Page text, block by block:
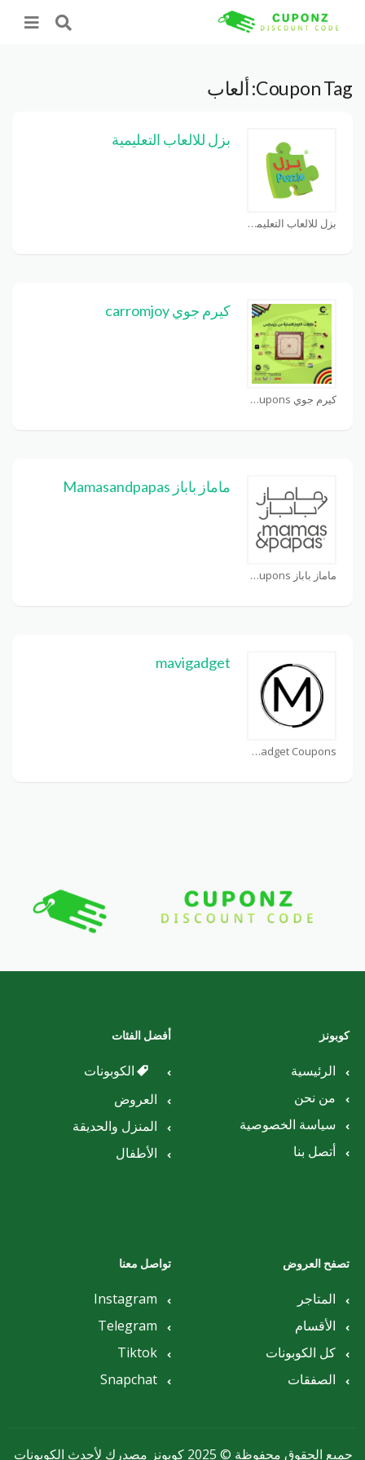
Coupon Tag: ألعاب
بزل للالعاب التعليمية Coupons
بزل للالعاب التعليمية
كيرم جوي carromjoy Coupons
كيرم جوي carromjoy
ماماز باباز Mamasandpapas Coupons
ماماز باباز Mamasandpapas
mavigadget Coupons
mavigadget
كوبونز
الرئيسية
من نحن
سياسة الخصوصية
أتصل بنا
أفضل الفئات
الكوبونات
العروض
المنزل والحديقة
الأطفال
تصفح العروض
المتاجر
الأقسام
كل الكوبونات
الصفقات
تواصل معنا
Instagram
Telegram
Tiktok
Snapchat
جميع الحقوق محفوظة © 2025 كوبونز مصدرك لأحدث الكوبونات